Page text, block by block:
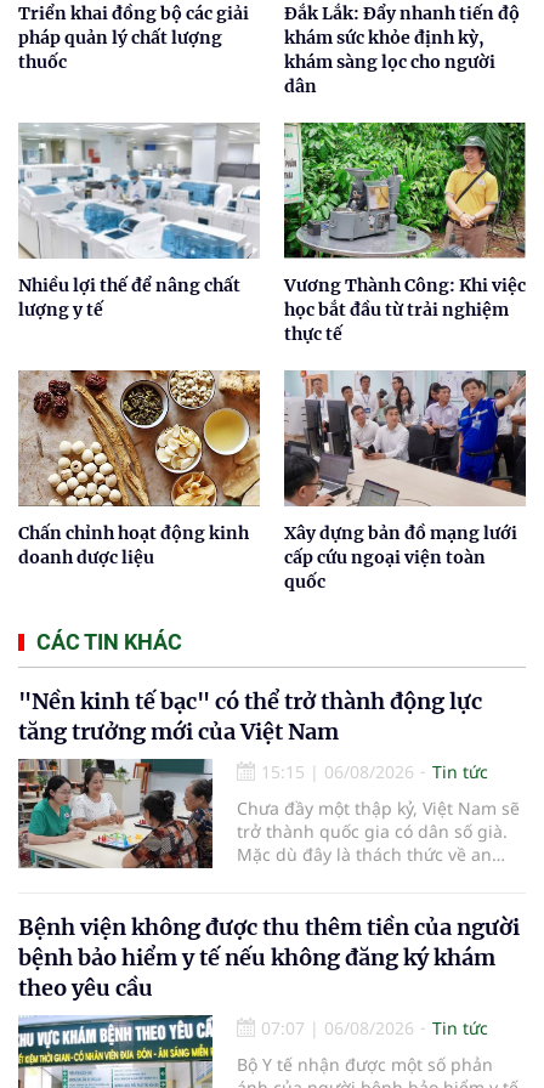
Triển khai đồng bộ các giải
pháp quản lý chất lượng
thuốc
Đắk Lắk: Đẩy nhanh tiến độ
khám sức khỏe định kỳ,
khám sàng lọc cho người
dân
Nhiều lợi thế để nâng chất
lượng y tế
Vương Thành Công: Khi việc
học bắt đầu từ trải nghiệm
thực tế
Chấn chỉnh hoạt động kinh
doanh dược liệu
Xây dựng bản đồ mạng lưới
cấp cứu ngoại viện toàn
quốc
CÁC TIN KHÁC
"Nền kinh tế bạc" có thể trở thành động lực
tăng trưởng mới của Việt Nam
15:15 | 06/08/2026
Tin tức
Chưa đầy một thập kỷ, Việt Nam sẽ
trở thành quốc gia có dân số già.
Mặc dù đây là thách thức về an
có giá trị hàng tỷ USD.
Bệnh viện không được thu thêm tiền của người
bệnh bảo hiểm y tế nếu không đăng ký khám
theo yêu cầu
07:07 | 06/08/2026
Tin tức
Bộ Y tế nhận được một số phản